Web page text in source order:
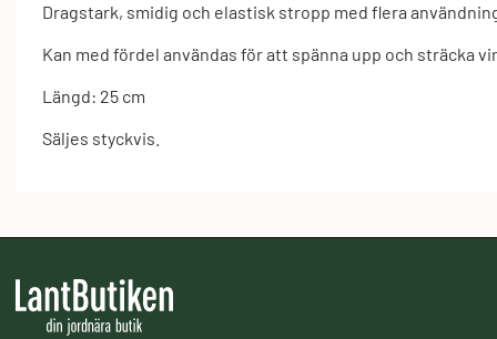
Dragstark, smidig och elastisk stropp med flera
Kan med fördel användas för att spänna upp och sträcka
Längd: 25 cm
Säljes styckvis.